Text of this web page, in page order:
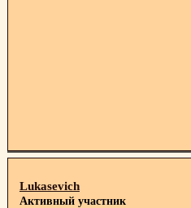
Lukasevich
Активный участник